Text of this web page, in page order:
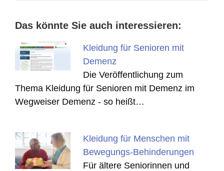
Das könnte Sie auch interessieren:
Kleidung für Senioren mit
Demenz
Die Veröffentlichung zum
Thema Kleidung für Senioren mit Demenz im
Wegweiser Demenz - so heißt…
Kleidung für Menschen mit
Bewegungs-Behinderungen
Für ältere Seniorinnen und